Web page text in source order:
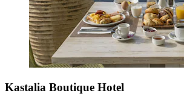
Kastalia Boutique Hotel